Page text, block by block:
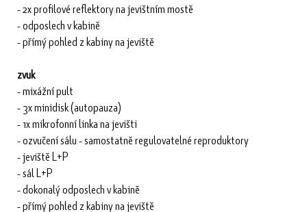
- 2x profilové reflektory na jevištním mostě
- odposlech v kabině
- přímý pohled z kabiny na jeviště
zvuk
- mixážní pult
- 3x minidisk (autopauza)
- 1x mikrofonní linka na jevišti
- ozvučení sálu - samostatně regulovatelné reproduktory
- jeviště L+P
- sál L+P
- dokonalý odposlech v kabině
- přímý pohled z kabiny na jeviště